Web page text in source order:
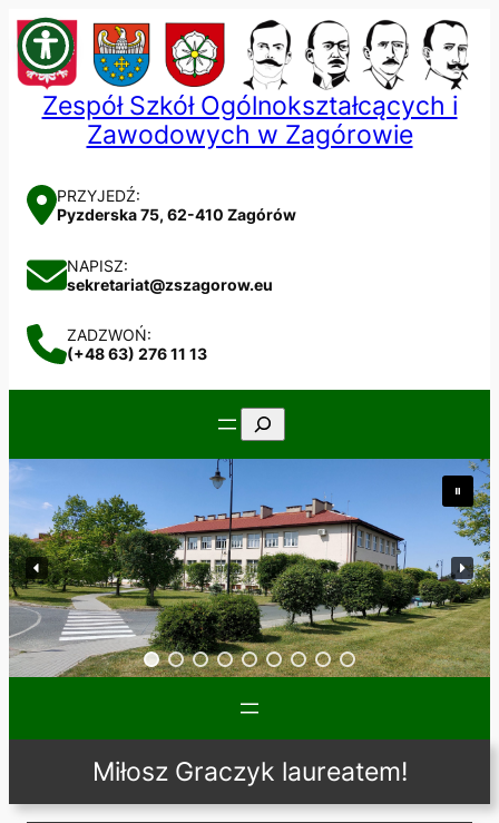
Przejdź
do
treści
Zespół Szkół Ogólnokształcących i
Zawodowych w Zagórowie
PRZYJEDŹ:
Pyzderska 75, 62-410 Zagórów
NAPISZ:
sekretariat@zszagorow.eu
ZADZWOŃ:
(+48 63) 276 11 13
Szukaj
Miłosz Graczyk laureatem!